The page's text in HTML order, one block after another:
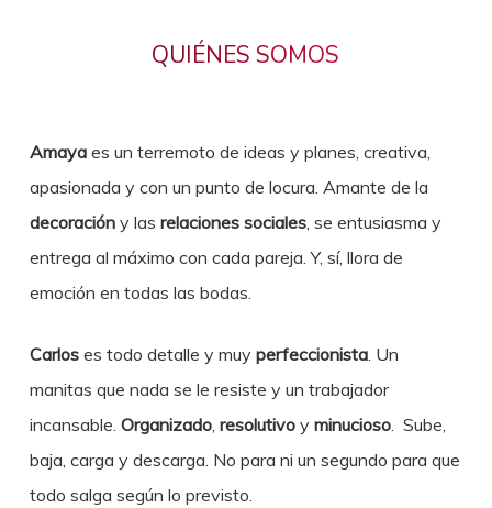
QUIÉNES SOMOS
Amayaes un terremoto de ideas y planes, creativa,
apasionada y con un punto de locura. Amante de la
decoracióny las relaciones sociales, se entusiasma y
entrega al máximo con cada pareja. Y, sí, llora de
emoción en todas las bodas.
Carloses todo detalle y muy perfeccionista. Un
manitas que nada se le resiste y un trabajador
incansable. Organizado, resolutivoy minucioso. Sube,
baja, carga y descarga. No para ni un segundo para que
todo salga según lo previsto.